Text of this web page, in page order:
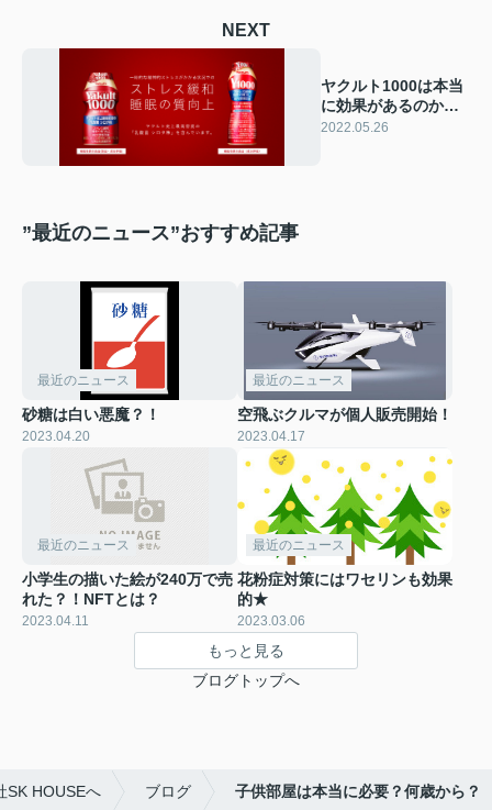
NEXT
ヤクルト1000は本当
に効果があるのか？
ヤクルト1000プレゼ
2022.05.26
”最近のニュース”おすすめ記事
最近のニュース
砂糖は白い悪魔？！
2023.04.20
最近のニュース
空飛ぶクルマが個人販売開始！
2023.04.17
最近のニュース
小学生の描いた絵が240万で売
れた？！NFTとは？
2023.04.11
最近のニュース
花粉症対策にはワセリンも効果
的★
2023.03.06
もっと見る
ブログトップへ
SK HOUSEへ ブログ 子供部屋は本当に必要？何歳から？